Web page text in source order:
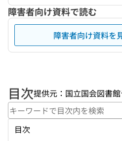
障害者向け資料で読む
障害者向け資料を
目次提供元：国立国会図書
目次